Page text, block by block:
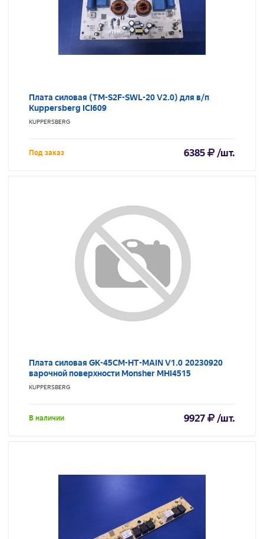
Плата силовая (TM-S2F-SWL-20 V2.0) для в/п
Kuppersberg ICI609
KUPPERSBERG
Под заказ 6385 /шт.
Плата силовая GK-45CM-HT-MAIN V1.0 20230920
варочной поверхности Monsher MHI4515
KUPPERSBERG
В наличии 9927 /шт.